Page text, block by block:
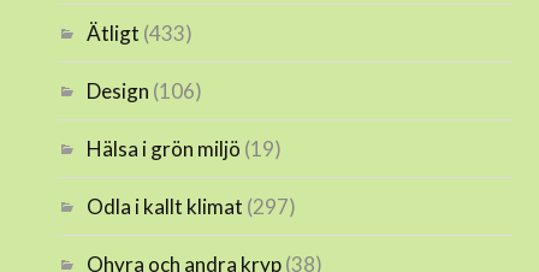
Ätligt (433)
Design (106)
Hälsa i grön miljö (19)
Odla i kallt klimat (297)
Ohyra och andra kryp(38)